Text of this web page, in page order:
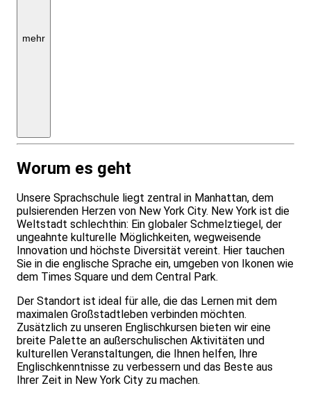
wechselkursbedingte
Abweichungen.
mehr
Worum es geht
Unsere Sprachschule liegt zentral in Manhattan, dem
pulsierenden Herzen von New York City. New York ist die
Weltstadt schlechthin: Ein globaler Schmelztiegel, der
ungeahnte kulturelle Möglichkeiten, wegweisende
Innovation und höchste Diversität vereint. Hier tauchen
Sie in die englische Sprache ein, umgeben von Ikonen wie
dem Times Square und dem Central Park.
Der Standort ist ideal für alle, die das Lernen mit dem
maximalen Großstadtleben verbinden möchten.
Zusätzlich zu unseren Englischkursen bieten wir eine
breite Palette an außerschulischen Aktivitäten und
kulturellen Veranstaltungen, die Ihnen helfen, Ihre
Englischkenntnisse zu verbessern und das Beste aus
Ihrer Zeit in New York City zu machen.